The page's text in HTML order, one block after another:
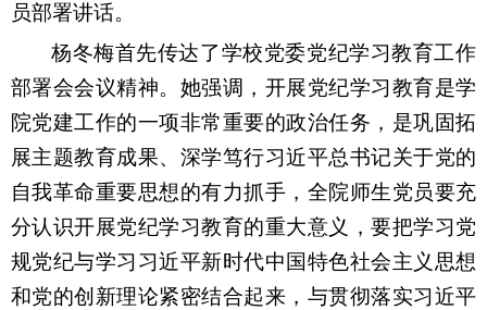
员部署讲话。
杨冬梅首先传达了学校党委党纪学习教育工作
部署会会议精神。她强调，开展党纪学习教育是学
院党建工作的一项非常重要的政治任务，是巩固拓
展主题教育成果、深学笃行习近平总书记关于党的
自我革命重要思想的有力抓手，全院师生党员要充
分认识开展党纪学习教育的重大意义，要把学习党
规党纪与学习习近平新时代中国特色社会主义思想
和党的创新理论紧密结合起来，与贯彻落实习近平